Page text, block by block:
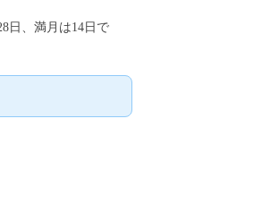
日、満月は14日で